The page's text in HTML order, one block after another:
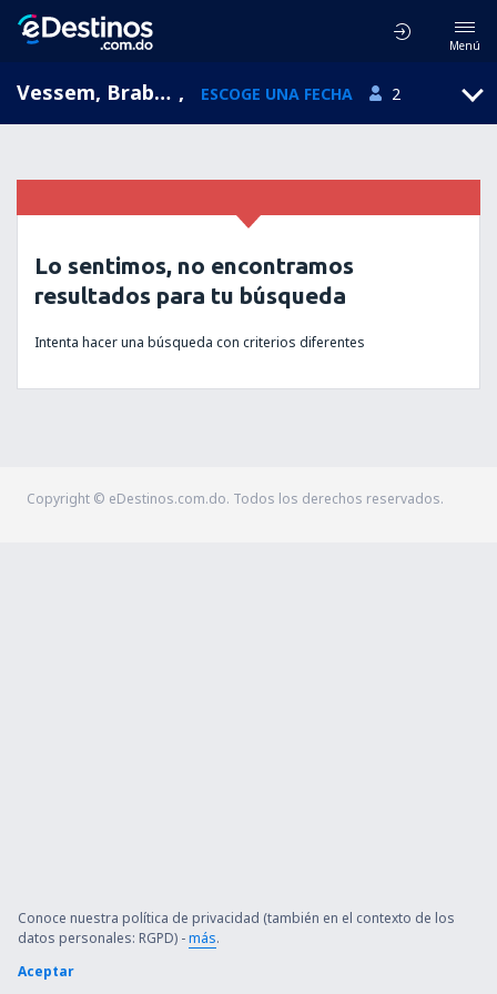
Menú
Vessem, Brabante Septentrional, Holanda , ESCOGE UNA FECHA 2
Lo sentimos, no encontramos
resultados para tu búsqueda
Intenta hacer una búsqueda con criterios diferentes
Copyright © eDestinos.com.do. Todos los derechos reservados.
Conoce nuestra política de privacidad (también en el contexto de los
datos personales: RGPD) -más.
Aceptar